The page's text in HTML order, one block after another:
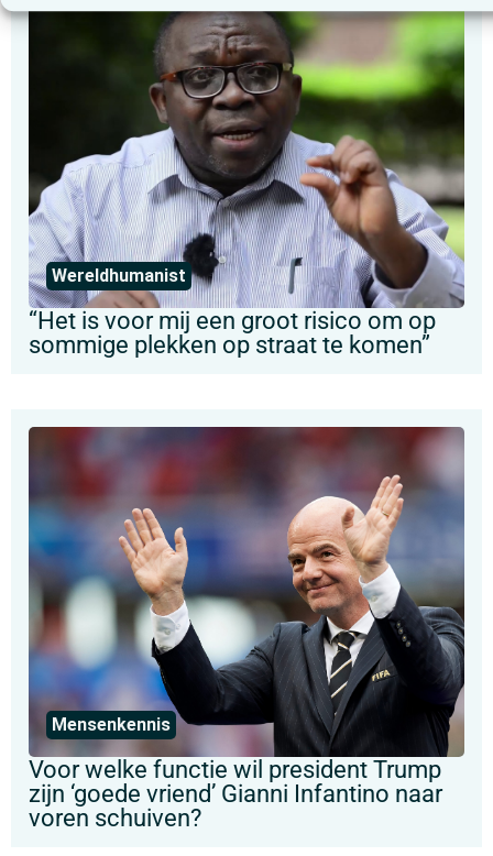
Wereldhumanist
“Het is voor mij een groot risico om op
sommige plekken op straat te komen”
Mensenkennis
Voor welke functie wil president Trump
zijn ‘goede vriend’ Gianni Infantino naar
voren schuiven?